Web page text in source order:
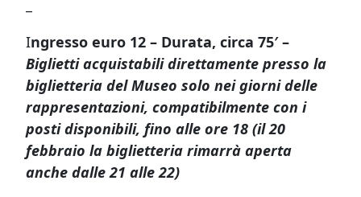
Ingresso euro 12 – Durata, circa 75′ –
Biglietti acquistabili direttamente presso la
biglietteria del Museo solo nei giorni delle
rappresentazioni, compatibilmente con i
posti disponibili, fino alle ore 18 (il 20
febbraio la biglietteria rimarrà aperta
anche dalle 21 alle 22)